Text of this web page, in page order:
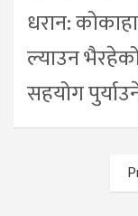
धरान:
ल्याउन
सहयोग
pagination